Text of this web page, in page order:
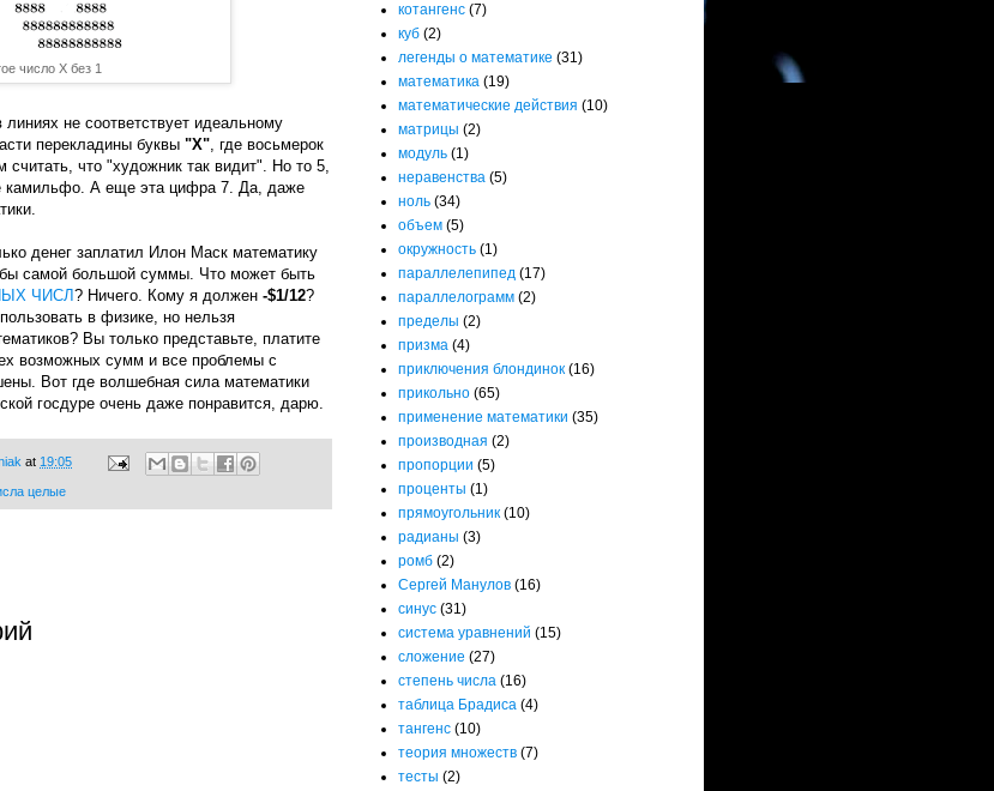
число X без 1
не соответствует идеальному
перекладины буквы "Х", где восьмерок
что "художник так видит". Но то 5,
камильфо. А еще эта цифра 7. Да, даже
денег заплатил Илон Маск математику
самой большой суммы. Что может быть
ЧИСЛ? Ничего. Кому я должен -$1/12?
в физике, но нельзя
Вы только представьте, платите
возможных сумм и все проблемы с
Вот где волшебная сила математики
госдуре очень даже понравится, дарю.
at 19:05
целые
котангенс (7)
куб (2)
легенды о математике (31)
математика (19)
математические действия (10)
матрицы (2)
модуль (1)
неравенства (5)
ноль (34)
объем (5)
окружность (1)
параллелепипед (17)
параллелограмм (2)
пределы (2)
призма (4)
приключения блондинок (16)
прикольно (65)
применение математики (35)
производная (2)
пропорции (5)
проценты (1)
прямоугольник (10)
радианы (3)
ромб (2)
Сергей Манулов (16)
синус (31)
система уравнений (15)
сложение (27)
степень числа (16)
таблица Брадиса (4)
тангенс (10)
теория множеств (7)
тесты (2)